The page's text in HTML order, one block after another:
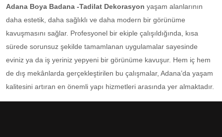
Adana Boya Badana -Tadilat Dekorasyon yaşam alanlarının
daha estetik, daha sağlıklı ve daha modern bir görünüme
kavuşmasını sağlar. Profesyonel bir ekiple çalışıldığında, kısa
sürede sorunsuz şekilde tamamlanan uygulamalar sayesinde
eviniz ya da iş yeriniz yepyeni bir görünüme kavuşur. Hem iç hem
de dış mekânlarda gerçekleştirilen bu çalışmalar, Adana’da yaşam
kalitesini artıran en önemli yapı hizmetleri arasında yer almaktadır.